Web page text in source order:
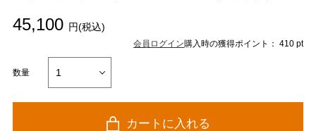
45,100 円(税込)
会員ログイン購入時の獲得ポイント： 410 pt
数量
カートに入れる